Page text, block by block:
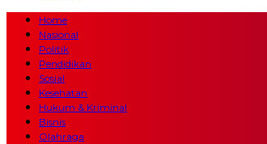
Home
Nasional
Politik
Pendidikan
Sosial
Kesehatan
Hukum & Kriminal
Bisnis
Olahraga